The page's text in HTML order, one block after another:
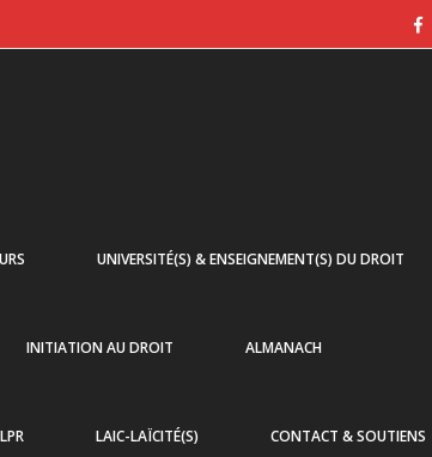
UNIVERSITÉ(S) & ENSEIGNEMENT(S) DU DROIT
INITIATION AU DROIT ALMANACH
LPR LAIC-LAÏCITÉ(S) CONTACT & SOUTIENS